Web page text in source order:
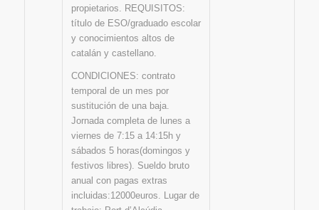
propietarios. REQUISITOS:
título de ESO/graduado escolar
y conocimientos altos de
catalán y castellano.
CONDICIONES: contrato
temporal de un mes por
sustitución de una baja.
Jornada completa de lunes a
viernes de 7:15 a 14:15h y
sábados 5 horas(domingos y
festivos libres). Sueldo bruto
anual con pagas extras
incluidas:12000euros. Lugar de